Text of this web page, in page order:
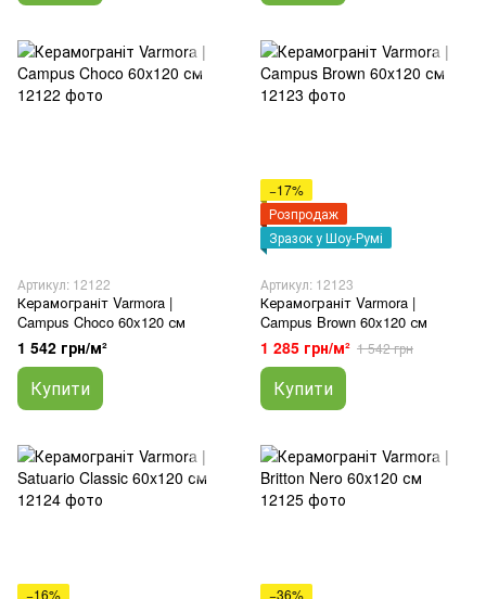
Артикул: 12122
Керамограніт Varmora |
Campus Choco 60x120 см
1 542 грн/м²
Купити
−17%
Розпродаж
Зразок у Шоу-Румі
Артикул: 12123
Керамограніт Varmora |
Campus Brown 60x120 см
1 285 грн/м² 1 542 грн
Купити
−16% −36%